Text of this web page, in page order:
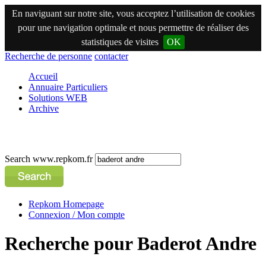
En naviguant sur notre site, vous acceptez l’utilisation de cookies
pour une navigation optimale et nous permettre de réaliser des
statistiques de visites
OK
Recherche de personne contacter
Accueil
Annuaire Particuliers
Solutions WEB
Archive
Search www.repkom.fr
Repkom Homepage
Connexion / Mon compte
Recherche pour Baderot Andre